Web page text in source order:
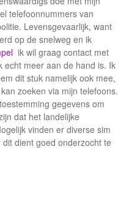
telefoonnummers van
Levensgevaarlijk, want
op de snelweg en ik
ik wil graag contact met
echt meer aan de hand is. Ik
dit stuk namelijk ook mee,
zoeken via mijn telefoons.
gegevens om
dat het landelijke
vinden er diverse sim
dient goed onderzocht te